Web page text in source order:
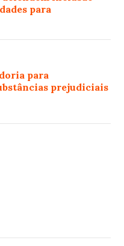
para
para
prejudiciais